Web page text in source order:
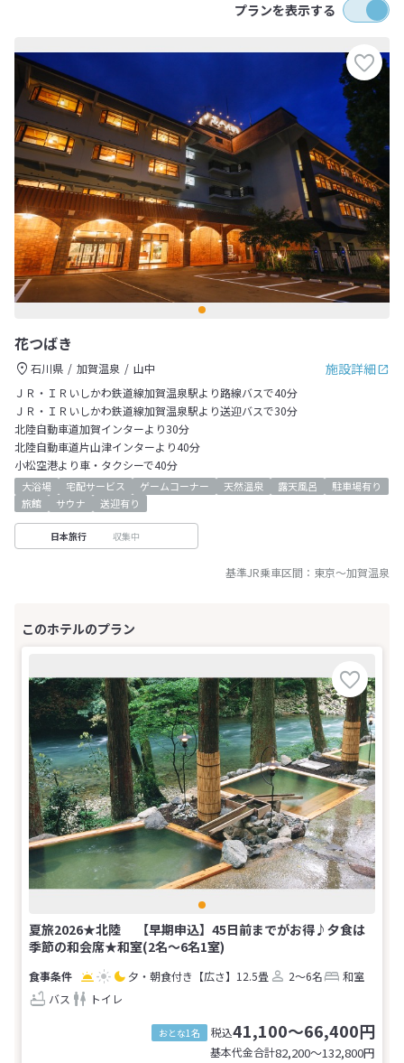
プランを表示する
花つばき
施設詳細
石川県 加賀温泉
山中
ＪＲ・ＩＲいしかわ鉄道線加賀温泉駅より路線バスで40分
ＪＲ・ＩＲいしかわ鉄道線加賀温泉駅より送迎バスで30分
北陸自動車道加賀インターより30分
北陸自動車道片山津インターより40分
小松空港より車・タクシーで40分
大浴場 宅配サービス ゲームコーナー 天然温泉 露天風呂
駐車場有り
旅館
サウナ 送迎有り
日本旅行 収集中
基準JR乗車区間： 東京～加賀温泉
夏旅2026★北陸 【早期申込】45日前までがお得♪夕食は
季節の和会席★和室(2名～6名1室)
夕・朝食付き 【広さ】12.5畳 2～6名
和室
バス
トイレ
おとな1名 税込41,100～66,400円
基本代金合計82,200〜132,800円